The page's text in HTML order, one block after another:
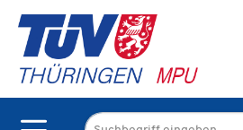
Zum Hauptinhalt springen